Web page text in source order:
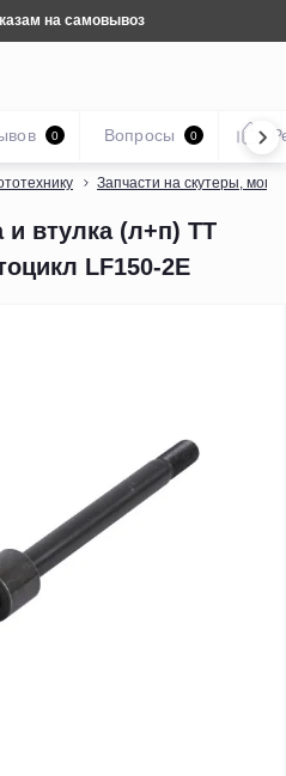
Запчасти на скутеры,
и втулка (л+п) TT
LF150-2E
0 Вопросы 0